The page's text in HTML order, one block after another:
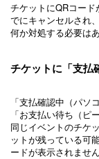
チケットにQRコー
でにキャンセルされ
何か対処する必要は
チケットに「支払
「支払確認中（パソ
「お支払い待ち（ピ
同じイベントのチケ
ットが残っている可
ードが表示されません